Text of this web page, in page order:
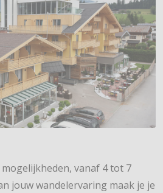
vanaf 4 tot 7
jouw wandelervaring maak je je